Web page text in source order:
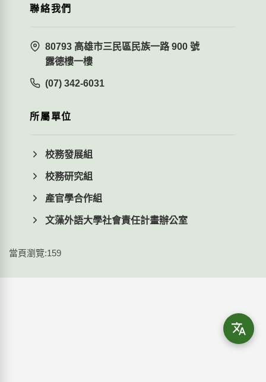
聯絡我們
80793 高雄市三民區民族一路 900 號
露德樓一樓
(07) 342-6031
所屬單位
校務發展組
校務研究組
產官學合作組
文藻外語大學社會責任計畫辦公室
當頁瀏覽:159